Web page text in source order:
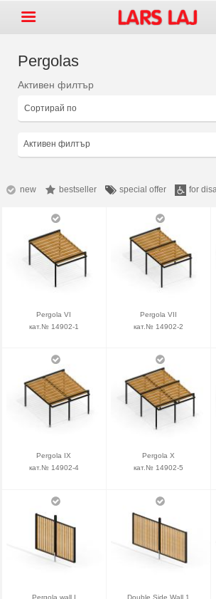
Оборудване за детски
Настилки +
За нас +
Контакт
Заявка на каталог
Lars Laj on Facebook
Pergolas
Активен филтър
Активен филтър
new bestseller special offer for
Pergola VI
кат.№ 14902-1
Pergola VII
кат.№ 14902-2
Pergola IX
кат.№ 14902-4
Pergola X
кат.№ 14902-5
Pergola wall I
Double Side Wall 1